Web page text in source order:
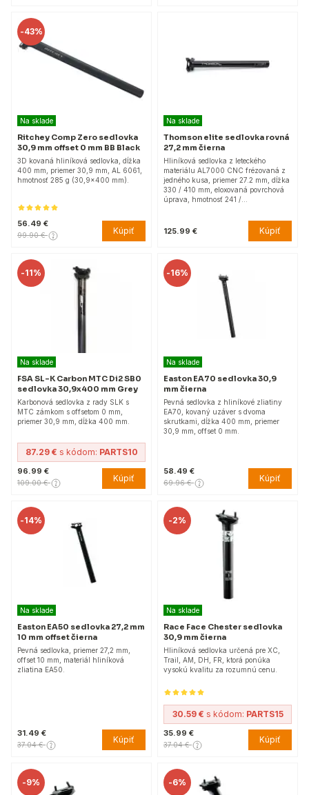
-43%
Na sklade
Ritchey Comp Zero sedlovka
30,9 mm offset 0 mm BB Black
3D kovaná hliníková sedlovka, dĺžka
400 mm, priemer 30,9 mm, AL 6061,
hmotnosť 285 g (30,9x400 mm).
56.49 €
99.90 € Kúpiť
Na sklade
Thomson elite sedlovka rovná
27,2 mm čierna
Hliníková sedlovka z leteckého
materiálu AL7000 CNC frézovaná z
jedného kusa, priemer 27.2 mm, dĺžka
330 / 410 mm, eloxovaná povrchová
úprava, hmotnosť 241 /…
125.99 € Kúpiť
-11%
Na sklade
FSA SL-K Carbon MTC Di2 SB0
sedlovka 30,9x400 mm Grey
Karbonová sedlovka z rady SLK s
MTC zámkom s offsetom 0 mm,
priemer 30,9 mm, dĺžka 400 mm.
87.29 € s kódom: PARTS10
96.99 €
109.00 € Kúpiť
-16%
Na sklade
Easton EA70 sedlovka 30,9
mm čierna
Pevná sedlovka z hliníkové zliatiny
EA70, kovaný uzáver s dvoma
skrutkami, dĺžka 400 mm, priemer
30,9 mm, offset 0 mm.
58.49 €
69.96 € Kúpiť
-14%
Na sklade
Easton EA50 sedlovka 27,2 mm
10 mm offset čierna
Pevná sedlovka, priemer 27,2 mm,
offset 10 mm, materiál hliníková
zliatina EA50.
31.49 €
37.04 € Kúpiť
-2%
Na sklade
Race Face Chester sedlovka
30,9 mm čierna
Hliníková sedlovka určená pre XC,
Trail, AM, DH, FR, ktorá ponúka
vysokú kvalitu za rozumnú cenu.
30.59 € s kódom: PARTS15
35.99 €
37.04 € Kúpiť
-9% -6%